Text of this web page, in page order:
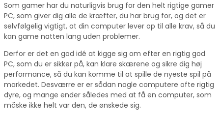
Som gamer har du naturligvis brug for den helt rigtige gamer
PC, som giver dig alle de kræfter, du har brug for, og det er
selvfølgelig vigtigt, at din computer lever op til alle krav, så du
kan game natten lang uden problemer.
Derfor er det en god idé at kigge sig om efter en rigtig god
PC, som du er sikker på, kan klare skærene og sikre dig høj
performance, så du kan komme til at spille de nyeste spil på
markedet. Desværre er er sådan nogle computere ofte rigtig
dyre, og mange ender således med at få en computer, som
måske ikke helt var den, de ønskede sig.